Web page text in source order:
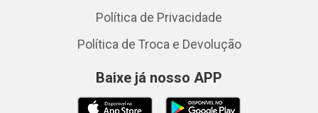
Política de Privacidade
Política de Troca e Devolução
Baixe já nosso APP